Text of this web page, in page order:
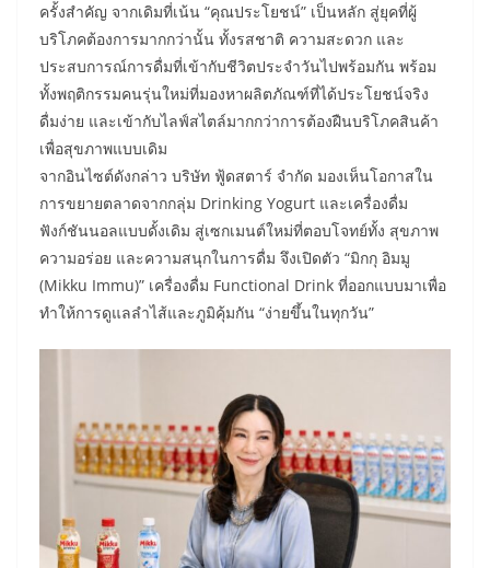
ครั้งสำคัญ จากเดิมที่เน้น “คุณประโยชน์” เป็นหลัก สู่ยุคที่ผู้
บริโภคต้องการมากกว่านั้น ทั้งรสชาติ ความสะดวก และ
ประสบการณ์การดื่มที่เข้ากับชีวิตประจำวันไปพร้อมกัน พร้อม
ทั้งพฤติกรรมคนรุ่นใหม่ที่มองหาผลิตภัณฑ์ที่ได้ประโยชน์จริง
ดื่มง่าย และเข้ากับไลฟ์สไตล์มากกว่าการต้องฝืนบริโภคสินค้า
เพื่อสุขภาพแบบเดิม
จากอินไซต์ดังกล่าว บริษัท ฟู้ดสตาร์ จำกัด มองเห็นโอกาสใน
การขยายตลาดจากกลุ่ม Drinking Yogurt และเครื่องดื่ม
ฟังก์ชันนอลแบบดั้งเดิม สู่เซกเมนต์ใหม่ที่ตอบโจทย์ทั้ง สุขภาพ
ความอร่อย และความสนุกในการดื่ม จึงเปิดตัว “มิกกุ อิมมู
(Mikku Immu)” เครื่องดื่ม Functional Drink ที่ออกแบบมาเพื่อ
ทำให้การดูแลลำไส้และภูมิคุ้มกัน “ง่ายขึ้นในทุกวัน”